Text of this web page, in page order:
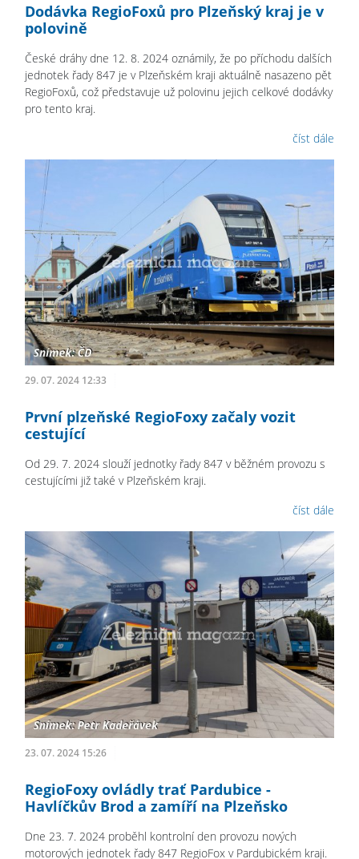
Dodávka RegioFoxů pro Plzeňský kraj je v
polovině
České dráhy dne 12. 8. 2024 oznámily, že po příchodu dalších
jednotek řady 847 je v Plzeňském kraji aktuálně nasazeno pět
RegioFoxů, což představuje už polovinu jejich celkové dodávky
pro tento kraj.
číst dále
29. 07. 2024 12:33
První plzeňské RegioFoxy začaly vozit
cestující
Od 29. 7. 2024 slouží jednotky řady 847 v běžném provozu s
cestujícími již také v Plzeňském kraji.
číst dále
23. 07. 2024 15:26
RegioFoxy ovládly trať Pardubice -
Havlíčkův Brod a zamíří na Plzeňsko
Dne 23. 7. 2024 proběhl kontrolní den provozu nových
motorových jednotek řady 847 RegioFox v Pardubickém kraji.